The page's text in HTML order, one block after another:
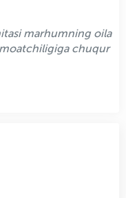
marhumning oila
chuqur